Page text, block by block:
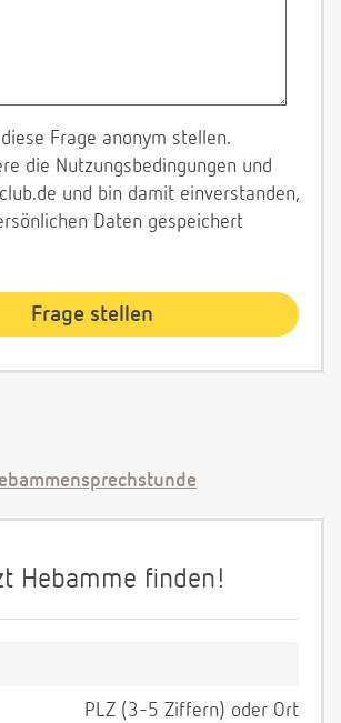
Frage anonym stellen.
die Nutzungsbedingungen und
und bin damit einverstanden,
Daten gespeichert
Hebamme finden!
PLZ (3-5 Ziffern) oder Ort